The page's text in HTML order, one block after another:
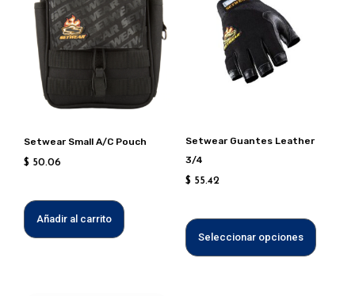
Setwear Small A/C Pouch
$ 50.06
Añadir al carrito
Setwear Guantes Leather
3/4
$ 55.42
Seleccionar opciones
de